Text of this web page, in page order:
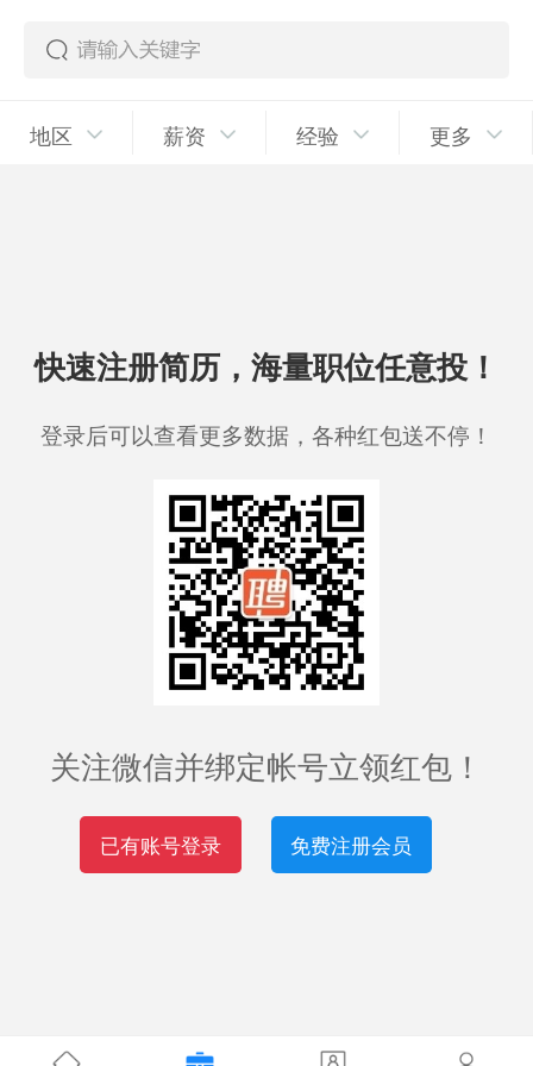
地区 薪资 经验 更多
快速注册简历，海量职位任意投！
登录后可以查看更多数据，各种红包送不停！
关注微信并绑定帐号立领红包！
已有账号登录 免费注册会员